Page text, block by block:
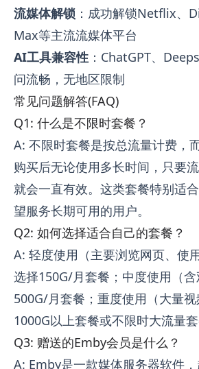
流媒体解锁 ：成功解锁Netflix、
Max等主流流媒体平台
AI工具兼容性 ：ChatGPT、
问流畅，无地区限制
常见问题解答(FAQ)
Q1: 什么是不限时套餐？
A: 不限时套餐是按总流量计费，
购买后无论使用多长时间，只要
就会一直有效。这类套餐特别适
望服务长期可用的用户。
Q2: 如何选择适合自己的套餐？
A: 轻度使用（主要浏览网页、使
选择150G/月套餐；中度使用（
500G/月套餐；重度使用（大量
1000G以上套餐或不限时大流量套
Q3: 赠送的Emby会员是什么？
A: Emby是一款媒体服务器软件